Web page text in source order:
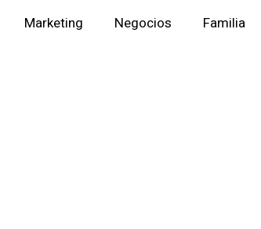
Marketing Negocios Familia